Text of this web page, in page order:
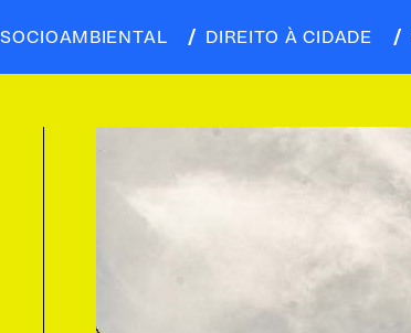
SOCIOAMBIENTAL DIREITO À CIDADE